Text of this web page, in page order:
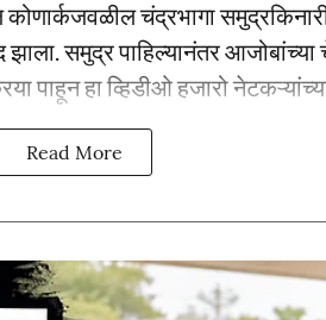
चंद्रभागा
समुद्र पाहिल्यानंतर
पाहून हा व्हिडीओ हजारो
Read More